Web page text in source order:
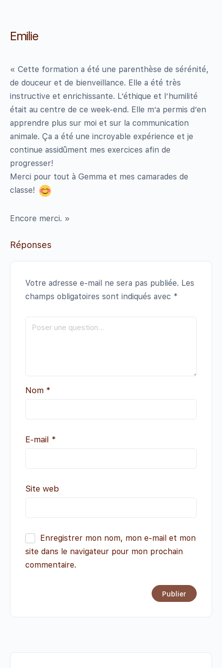
Emilie
« Cette formation a été une parenthèse de sérénité,
de douceur et de bienveillance. Elle a été très
instructive et enrichissante. L’éthique et l’humilité
était au centre de ce week-end. Elle m’a permis d’en
apprendre plus sur moi et sur la communication
animale. Ça a été une incroyable expérience et je
continue assidûment mes exercices afin de
progresser!
Merci pour tout à Gemma et mes camarades de
classe!
Encore merci. »
Réponses
Votre adresse e-mail ne sera pas publiée. Les
champs obligatoires sont indiqués avec *
Nom *
E-mail *
Site web
Enregistrer mon nom, mon e-mail et mon
site dans le navigateur pour mon prochain
commentaire.